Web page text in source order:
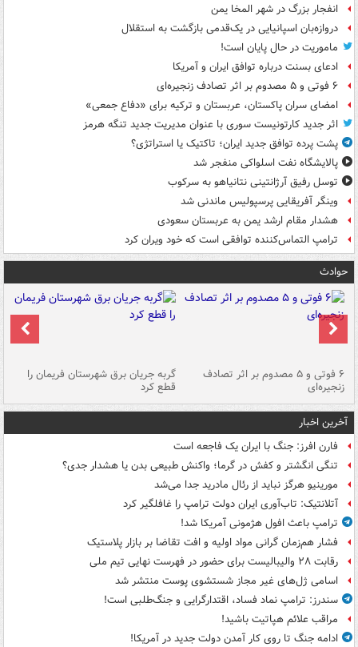
انفجار بزرگ در شهر المخا یمن
دروازه‌بان اسپانیایی در یک‌قدمی بازگشت به استقلال
ماموریت در حال پایان است!
ادعای بسنت درباره توافق ایران و آمریکا
۶ فوتی و ۵ مصدوم بر اثر تصادف زنجیره‌ای
امضای سران پاکستان، عربستان و ترکیه برای «دفاع جمعی»
اثر جدید کارتونیست سوری با عنوان مدیریت جدید تنگه هرمز
پشت پرده توافق جدید ایران؛ تاکتیک یا استراتژی؟
پالایشگاه نفت اسلواکی منفجر شد
توسل رفیق آرژانتینی نتانیاهو به سرکوب
وینگر آفریقایی پرسپولیس ماندنی شد
هشدار مقام ارشد یمن به عربستان سعودی
ترامپ التماس‌کننده توافقی است که خود ویران کرد
حوادث
۶ فوتی و ۵ مصدوم بر اثر تصادف
زنجیره‌ای
گربه جریان برق شهرستان فریمان را
قطع کرد
آخرین اخبار
فارن افرز: جنگ با ایران یک فاجعه است
تنگی انگشتر و کفش در گرما؛ واکنش طبیعی بدن یا هشدار جدی؟
مورینیو هرگز نباید از رئال مادرید جدا می‌شد
آتلانتیک: تاب‌آوری ایران دولت ترامپ را غافلگیر کرد
ترامپ باعث افول هژمونی آمریکا شد!
فشار هم‌زمان گرانی مواد اولیه و افت تقاضا بر بازار پلاستیک
رقابت ۲۸ والیبالیست برای حضور در فهرست نهایی تیم ملی
اسامی ژل‌های غیر مجاز شستشوی پوست منتشر شد
سندرز: ترامپ نماد فساد، اقتدارگرایی و جنگ‌طلبی است!
مراقب علائم هپاتیت باشید!
ادامه جنگ تا روی کار آمدن دولت جدید در آمریکا!